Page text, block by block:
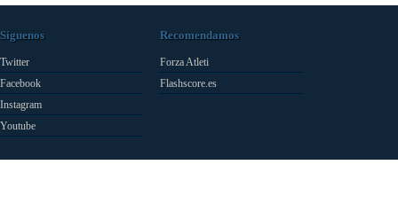
Síguenos
Twitter
Facebook
Instagram
Youtube
Recomendamos
Forza Atleti
Flashscore.es